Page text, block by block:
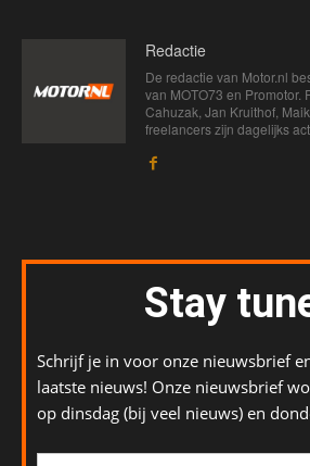
Redactie
De redactie van Motor.nl
van MOTO73 en Promotor.
Cahuzak, Jan Kruithof,
freelancers zijn dagelijks
Stay
Schrijf je in voor onze nieuwsbrief
laatste nieuws! Onze nieuwsbrief
op dinsdag (bij veel nieuws) en